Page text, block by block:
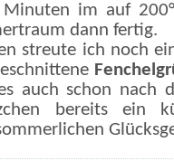
im auf
dann fertig.
streute ich noch
auch schon nach
bereits ein